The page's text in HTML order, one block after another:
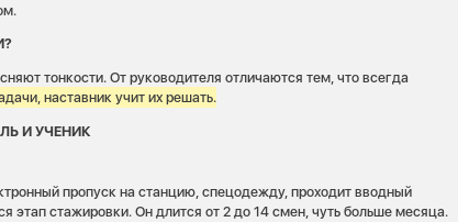
тонкости. От руководителя отличаются тем, что всегда
наставник учит их решать.
И УЧЕНИК
пропуск на станцию, спецодежду, проходит вводный
этап стажировки. Он длится от 2 до 14 смен, чуть больше месяца.